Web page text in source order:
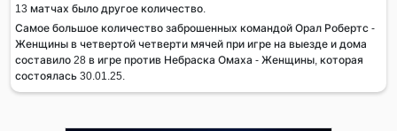
13 матчах было другое количество.
Самое большое количество заброшенных командой Орал Робертс -
Женщины в четвертой четверти мячей при игре на выезде и дома
составило 28 в игре против Небраска Омаха - Женщины, которая
состоялась 30.01.25.